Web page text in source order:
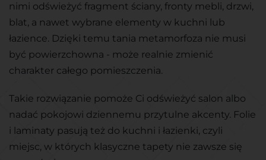
nimi odświeżyć fragment ściany, fronty mebli, drzwi,
blat, a nawet wybrane elementy w kuchni lub
łazience. Dzięki temu tania metamorfoza nie musi
być powierzchowna - może realnie zmienić
charakter całego pomieszczenia.
Takie rozwiązanie pomoże Ci odświeżyć salon albo
nadać pokojowi dziennemu przytulne akcenty. Folie
i laminaty pasują też do kuchni i łazienki, czyli
miejsc, w których klasyczne tapety nie zawsze się